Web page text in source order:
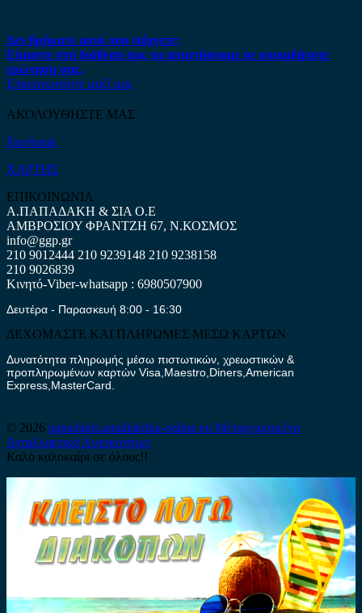
Δεν βρήκατε αυτό που ψάχνετε;
Είμαστε στη διάθεση σας να απαντήσουμε σε οποιαδήποτε
ερώτηση σας.
Επικοινωνήστε μαζί μας
ΑΚΟΛΟΥΘΗΣΤΕ ΜΑΣ
Facebook
ΧΑΡΤΗΣ
ΕΠΙΚΟΙΝΩΝΙΑ
Α.ΠΑΠΑΔΑΚΗ & ΣΙΑ Ο.Ε
ΑΜΒΡΟΣΙΟΥ ΦΡΑΝΤΖΗ 67, Ν.ΚΟΣΜΟΣ
info@ggp.gr
210 9012444 210 9239148 210 9238158
210 9026839
Κινητό-Viber-whatsapp : 6980507900
Δευτέρα - Παρασκευή 8:00 - 16:30
ΔΕΧΟΜΑΣΤΕ ΚΑΙ ΠΛΗΡΩΜΕΣ ΜΕΣΩ ΚΑΡΤΩΝ
Δυνατότητα πληρωμής μέσω πιστωτικών, χρεωστικών &
προπληρωμένων καρτών Visa,Maestro,Diners,American
Express,MasterCard.
© 2026 papadakis.antallaktika-online.eu Μεταχειρισμένα
Ανταλλακτικά Αυτοκινήτων
Καλό καλοκαίρι σε όλους!!